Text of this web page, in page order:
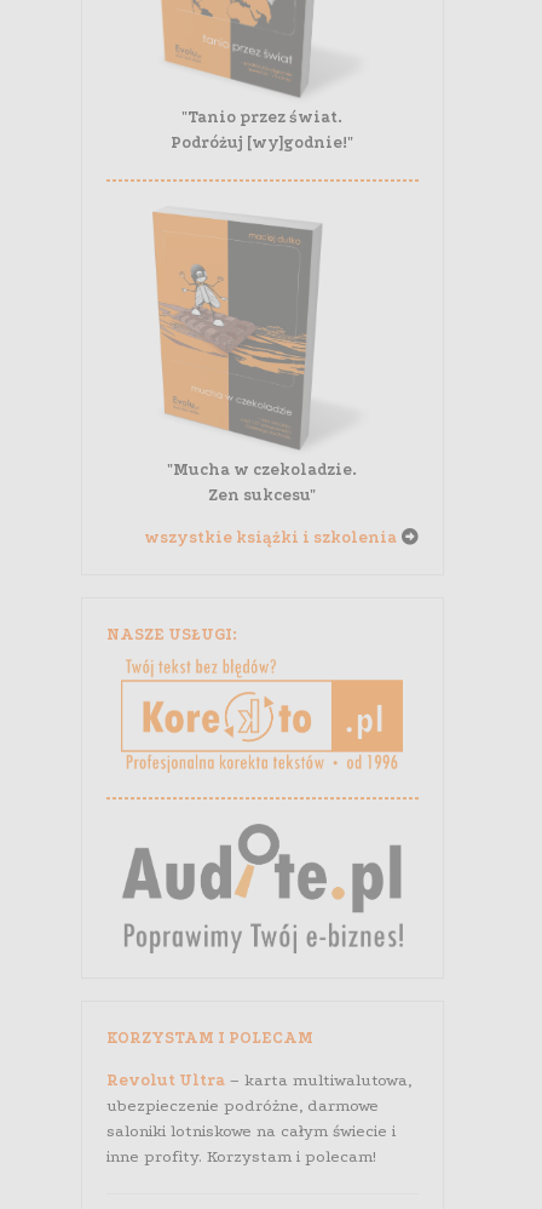
"Tanio przez świat.
Podróżuj [wy]godnie!"
"Mucha w czekoladzie.
Zen sukcesu"
wszystkie książki i szkolenia
NASZE USŁUGI:
KORZYSTAM I POLECAM
Revolut Ultra– karta multiwalutowa,
ubezpieczenie podróżne, darmowe
saloniki lotniskowe na całym świecie i
inne profity. Korzystam i polecam!